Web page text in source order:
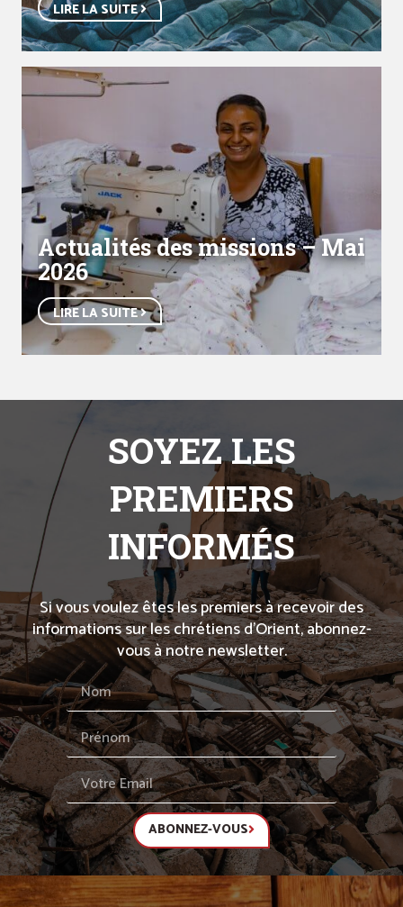
LIRE LA SUITE
Actualités des missions – Mai
2026
LIRE LA SUITE
SOYEZ LES
PREMIERS
INFORMÉS
Si vous voulez êtes les premiers à recevoir des
informations sur les chrétiens d’Orient, abonnez-
vous à notre newsletter.
ABONNEZ-VOUS